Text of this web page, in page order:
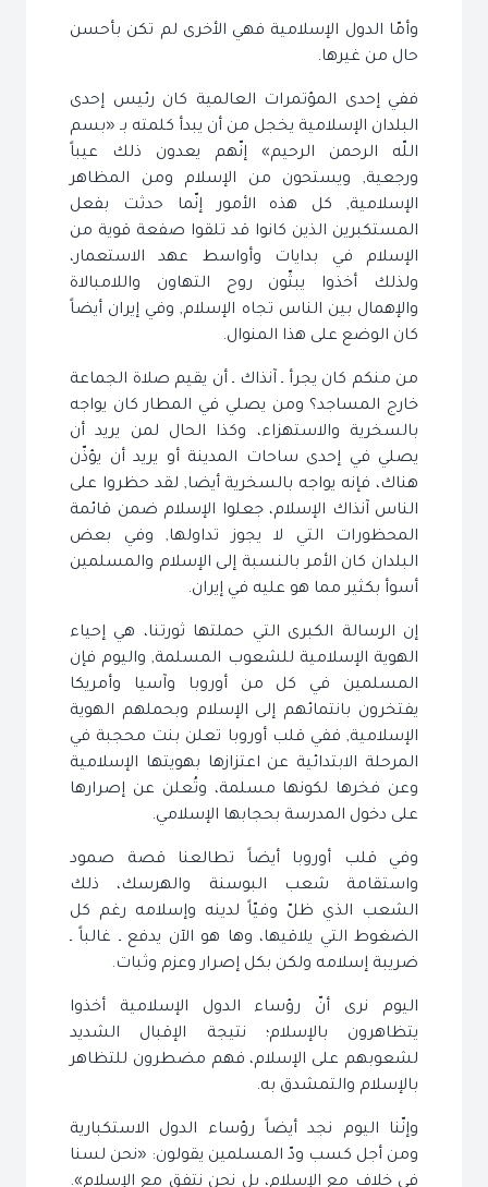
وأمّا الدول الإسلامية فهي الأخرى لم تكن بأحسن
حال من غيرها.
ففي إحدى المؤتمرات العالمية كان رئيس إحدى
البلدان الإسلامية يخجل من أن يبدأ كلمته بـ «بسم
اللّه الرحمن الرحيم» إنّهم يعدون ذلك عيباً
ورجعية, ويستحون من الإسلام ومن المظاهر
الإسلامية, كل هذه الأمور إنّما حدثت بفعل
المستكبرين الذين كانوا قد تلقوا صفعة قوية من
الإسلام في بدايات وأواسط عهد الاستعمار،
ولذلك أخذوا يبثّون روح التهاون واللامبالاة
والإهمال بين الناس تجاه الإسلام, وفي إيران أيضاً
كان الوضع على هذا المنوال.
من منكم كان يجرأ ـ آنذاك ـ أن يقيم صلاة الجماعة
خارج المساجد؟ ومن يصلي في المطار كان يواجه
بالسخرية والاستهزاء، وكذا الحال لمن يريد أن
يصلي في إحدى ساحات المدينة أو يريد أن يؤذّن
هناك، فإنه يواجه بالسخرية أيضا, لقد حظروا على
الناس آنذاك الإسلام، جعلوا الإسلام ضمن قائمة
المحظورات التي لا يجوز تداولها, وفي بعض
البلدان كان الأمر بالنسبة إلى الإسلام والمسلمين
أسوأ بكثير مما هو عليه في إيران.
إن الرسالة الكبرى التي حملتها ثورتنا، هي إحياء
الهوية الإسلامية للشعوب المسلمة, واليوم فإن
المسلمين في كل من أوروبا وآسيا وأمريكا
يفتخرون بانتمائهم إلى الإسلام وبحملهم الهوية
الإسلامية, ففي قلب أوروبا تعلن بنت محجبة في
المرحلة الابتدائية عن اعتزازها بهويتها الإسلامية
وعن فخرها لكونها مسلمة، وتُعلن عن إصرارها
على دخول المدرسة بحجابها الإسلامي.
وفي قلب أوروبا أيضاً تطالعنا قصة صمود
واستقامة شعب البوسنة والهرسك، ذلك
الشعب الذي ظلّ وفيّاً لدينه وإسلامه رغم كل
الضغوط التي يلاقيها، وها هو الآن يدفع ـ غالباً ـ
ضريبة إسلامه ولكن بكل إصرار وعزم وثبات.
اليوم نرى أنّ رؤساء الدول الإسلامية أخذوا
يتظاهرون بالإسلام؛ نتيجة الإقبال الشديد
لشعوبهم على الإسلام، فهم مضطرون للتظاهر
بالإسلام والتمشدق به.
وإنّنا اليوم نجد أيضاً رؤساء الدول الاستكبارية
ومن أجل كسب ودّ المسلمين يقولون: «نحن لسنا
في خلاف مع الإسلام، بل نحن نتفق مع الإسلام».